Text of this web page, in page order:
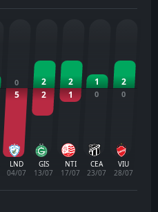
0
5
LND
04/07
2
2
GIS
13/07
2
1
NTI
17/07
1
0
CEA
23/07
2
0
VIU
28/07